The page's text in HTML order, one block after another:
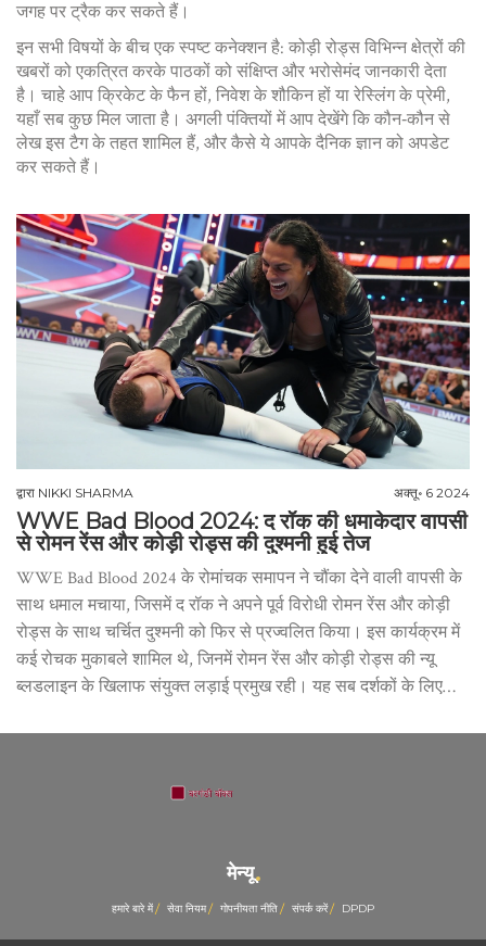
जगह पर ट्रैक कर सकते हैं।
इन सभी विषयों के बीच एक स्पष्ट कनेक्शन है: कोड़ी रोड्स विभिन्न क्षेत्रों की
खबरों को एकत्रित करके पाठकों को संक्षिप्त और भरोसेमंद जानकारी देता
है। चाहे आप क्रिकेट के फैन हों, निवेश के शौकिन हों या रेस्लिंग के प्रेमी,
यहाँ सब कुछ मिल जाता है। अगली पंक्तियों में आप देखेंगे कि कौन‑कौन से
लेख इस टैग के तहत शामिल हैं, और कैसे ये आपके दैनिक ज्ञान को अपडेट
कर सकते हैं।
द्वारा NIKKI SHARMA अक्तू॰ 6 2024
WWE Bad Blood 2024: द रॉक की धमाकेदार वापसी
से रोमन रेंस और कोड़ी रोड्स की दुश्मनी हुई तेज
WWE Bad Blood 2024 के रोमांचक समापन ने चौंका देने वाली वापसी के
साथ धमाल मचाया, जिसमें द रॉक ने अपने पूर्व विरोधी रोमन रेंस और कोड़ी
रोड्स के साथ चर्चित दुश्मनी को फिर से प्रज्वलित किया। इस कार्यक्रम में
कई रोचक मुकाबले शामिल थे, जिनमें रोमन रेंस और कोड़ी रोड्स की न्यू
ब्लडलाइन के खिलाफ संयुक्त लड़ाई प्रमुख रही। यह सब दर्शकों के लिए
मेन्यू
हमारे बारे में सेवा नियम गोपनीयता नीति संपर्क करें DPDP